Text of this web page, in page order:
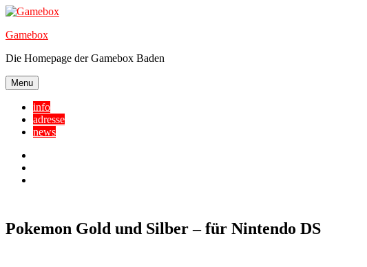
Skip
content
Gamebox
Die Homepage der Gamebox Baden
Menu
info
adresse
news
Pokemon Gold und Silber – für Nintendo DS